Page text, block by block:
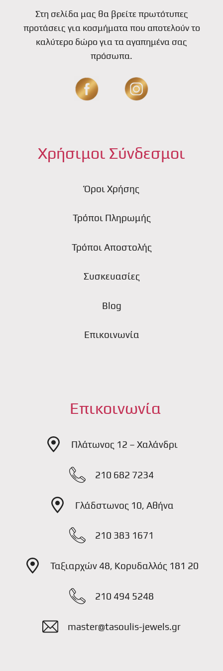
Στη σελίδα μας θα βρείτε πρωτότυπες
προτάσεις για κοσμήματα που αποτελούν το
καλύτερο δώρο για τα αγαπημένα σας
πρόσωπα.
Χρήσιμοι Σύνδεσμοι
Όροι Χρήσης
Τρόποι Πληρωμής
Τρόποι Αποστολής
Συσκευασίες
Blog
Επικοινωνία
Επικοινωνία
Πλάτωνος 12 – Χαλάνδρι
210 682 7234
Γλάδστωνος 10, Αθήνα
210 383 1671
Ταξιαρχών 48, Κορυδαλλός 181 20
210 494 5248
master@tasoulis-jewels.gr